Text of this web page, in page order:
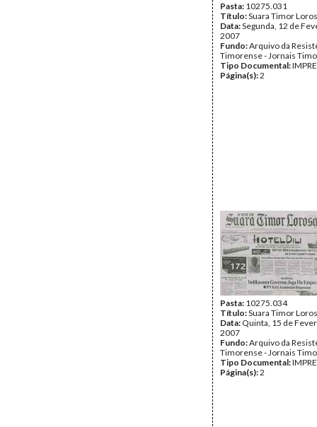
Pasta: 10275.031
Título:Suara Timor
Data:Segunda, 12 de
2007
Fundo:Arquivo da
Timorense - Jornais
Tipo Documental:
Página(s):2
Pasta: 10275.034
Título:Suara Timor
Data: Quinta, 15 de
2007
Fundo:Arquivo da
Timorense - Jornais
Tipo Documental:
Página(s):2